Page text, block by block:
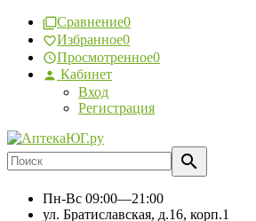
Сравнение0
Избранное0
Просмотренное0
Кабинет
Вход
Регистрация
Пн-Вс 09:00—21:00
ул. Братиславская, д.16, корп.1